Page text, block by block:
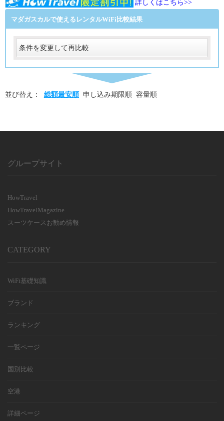
詳しくはこちら>>
マダガスカルで使えるレンタルWiFi比較結果
条件を変更して再比較
受取場所
必須
利用日数
利用日数
並び替え： 総額最安順 申し込み期限順 容量順
グループサイト
HowTravel
HowTravelMagazine
スーツケースお勧め情報
CATEGORY
WiFi基礎知識
ブランド
ランキング
一覧ページ
国別比較
空港
詳細ページ